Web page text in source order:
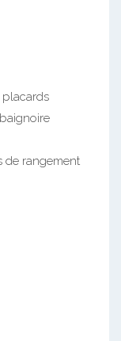
placards
de rangement